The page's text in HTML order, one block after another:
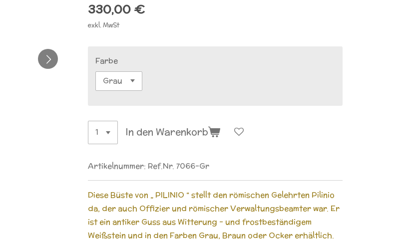
330,00 €
exkl. MwSt
Farbe
In den Warenkorb
Artikelnummer: Ref.Nr. 7066-Gr
Diese Büste von „ PILINIO “ stellt den römischen Gelehrten Pilinio
da, der auch Offizier und römischer Verwaltungsbeamter war. Er
ist ein antiker Guss aus Witterung - und frostbeständigem
Weißstein und in den Farben Grau, Braun oder Ocker erhältlich.